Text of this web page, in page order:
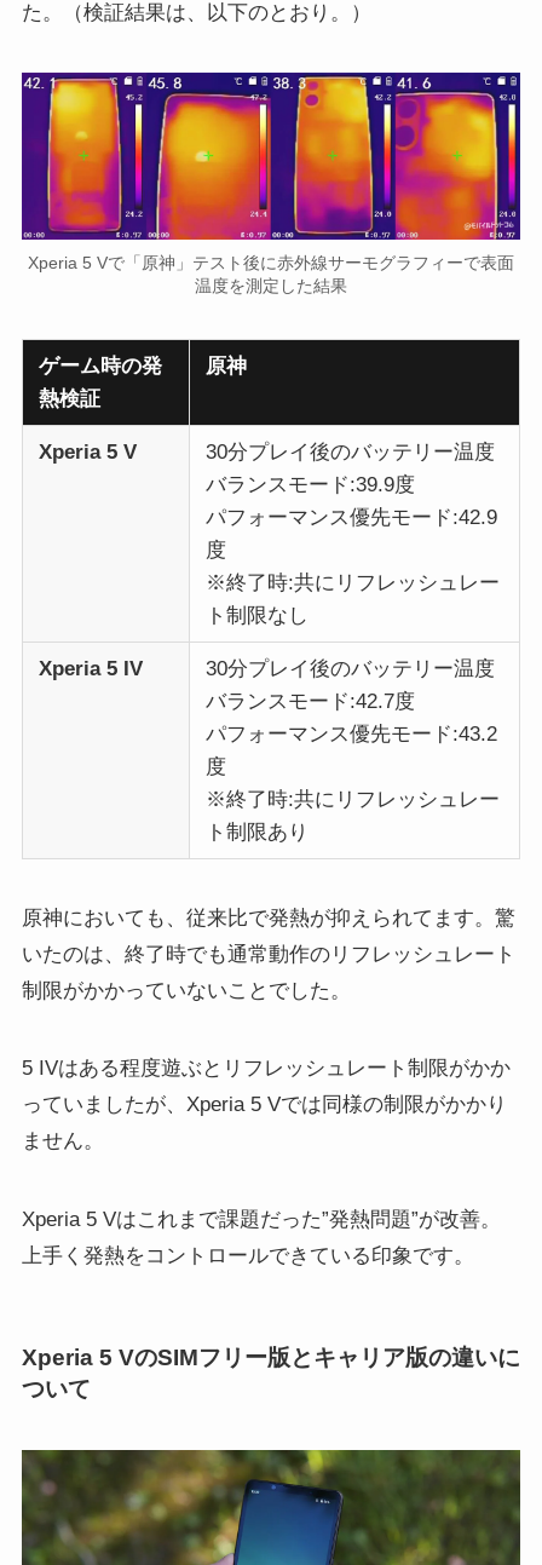
た。（検証結果は、以下のとおり。）
Xperia 5 Vで「原神」テスト後に赤外線サーモグラフィーで表面
温度を測定した結果
ゲーム時の発
熱検証
原神
Xperia 5 V
30分プレイ後のバッテリー温度
バランスモード:39.9度
パフォーマンス優先モード:42.9
度
※終了時:共にリフレッシュレー
ト制限なし
Xperia 5 IV
30分プレイ後のバッテリー温度
バランスモード:42.7度
パフォーマンス優先モード:43.2
度
※終了時:共にリフレッシュレー
ト制限あり
原神においても、従来比で発熱が抑えられてます。驚
いたのは、終了時でも通常動作のリフレッシュレート
制限がかかっていないことでした。
5 IVはある程度遊ぶとリフレッシュレート制限がかか
っていましたが、Xperia 5 Vでは同様の制限がかかり
ません。
Xperia 5 Vはこれまで課題だった”発熱問題”が改善。
上手く発熱をコントロールできている印象です。
Xperia 5 VのSIMフリー版とキャリア版の違いに
ついて